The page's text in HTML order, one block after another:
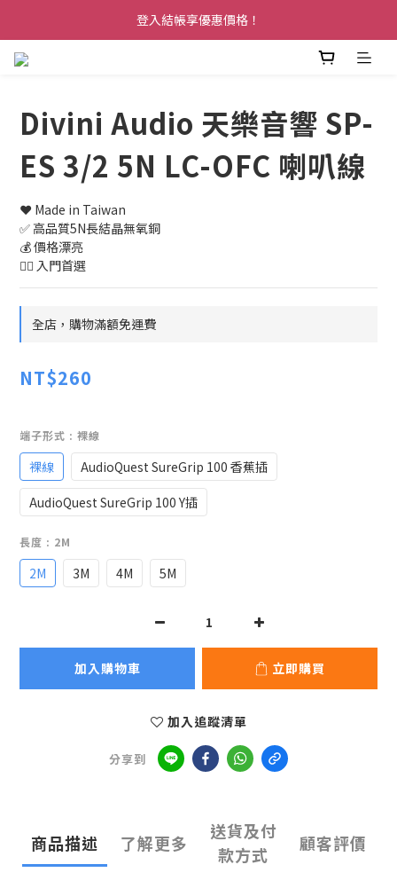
登入結帳享優惠價格！
Divini Audio 天樂音響 SP-
ES 3/2 5N LC-OFC 喇叭線
❤️ Made in Taiwan
✅ 高品質5N長結晶無氧銅
💰 價格漂亮
👍🏽 入門首選
全店，購物滿額免運費
NT$260
端子形式 : 裸線
裸線
AudioQuest SureGrip 100 香蕉插
AudioQuest SureGrip 100 Y插
長度 : 2M
2M 3M 4M 5M
加入購物車 立即購買
加入追蹤清單
分享到
商品描述 了解更多
送貨及付
款方式
顧客評價